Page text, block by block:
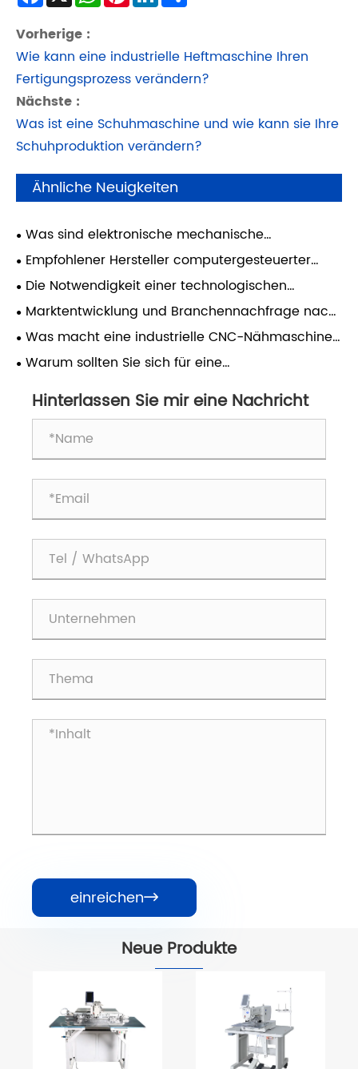
Vorherige :
Wie kann eine industrielle Heftmaschine Ihren
Fertigungsprozess verändern?
Nächste :
Was ist eine Schuhmaschine und wie kann sie Ihre
Schuhproduktion verändern?
Ähnliche Neuigkeiten
Was sind elektronische mechanische
Nähmaschinen und wie verändern sie die
industrielle Nähleistung?
Empfohlener Hersteller computergesteuerter
Musternähmaschinen: Dongguan Sanyou
Automation
Die Notwendigkeit einer technologischen
Transformation in der Etikettennähindustrie
Marktentwicklung und Branchennachfrage nach
computergesteuerten Musternähmaschinen mit
oszillierenden Schiffchen
Was macht eine industrielle CNC-Nähmaschine
für die moderne Fertigung unverzichtbar?
Warum sollten Sie sich für eine
Verpackung entscheiden?
Hinterlassen Sie mir eine Nachricht
einreichen
Neue Produkte